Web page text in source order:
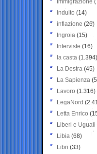
Immigrazione
indulto (14)
inflazione (26)
Ingroia (15)
Interviste (16)
la casta (1.394)
La Destra (45)
La Sapienza
Lavoro (1.316)
LegaNord
Letta Enrico
Liberi e Uguali
Libia (68)
Libri (33)